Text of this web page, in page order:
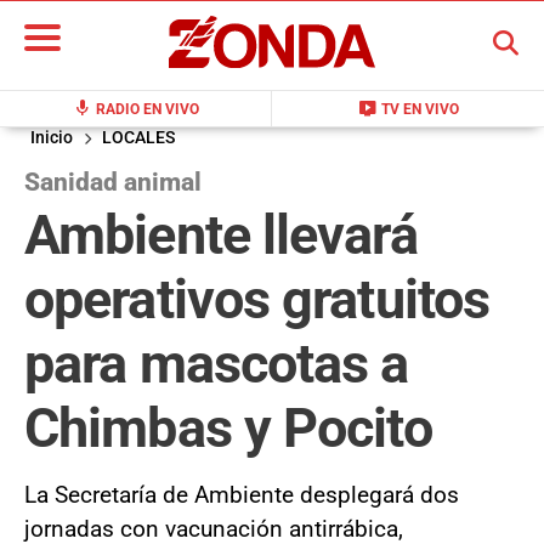
mic RADIO EN VIVO live_tv TV EN VIVO
BUSCAR
Inicio LOCALES
Sanidad animal
Ambiente llevará
operativos gratuitos
para mascotas a
Chimbas y Pocito
La Secretaría de Ambiente desplegará dos
jornadas con vacunación antirrábica,